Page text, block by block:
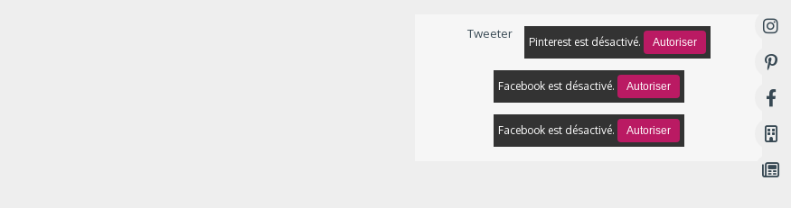
Tweeter
Pinterest est désactivé. Autoriser
Facebook est désactivé. Autoriser
Facebook est désactivé. Autoriser